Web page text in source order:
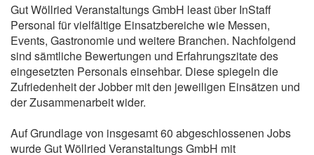
Gut Wöllried Veranstaltungs GmbH least über InStaff
Personal für vielfältige Einsatzbereiche wie Messen,
Events, Gastronomie und weitere Branchen. Nachfolgend
sind sämtliche Bewertungen und Erfahrungszitate des
eingesetzten Personals einsehbar. Diese spiegeln die
Zufriedenheit der Jobber mit den jeweiligen Einsätzen und
der Zusammenarbeit wider.
Auf Grundlage von insgesamt 60 abgeschlossenen Jobs
wurde Gut Wöllried Veranstaltungs GmbH mit